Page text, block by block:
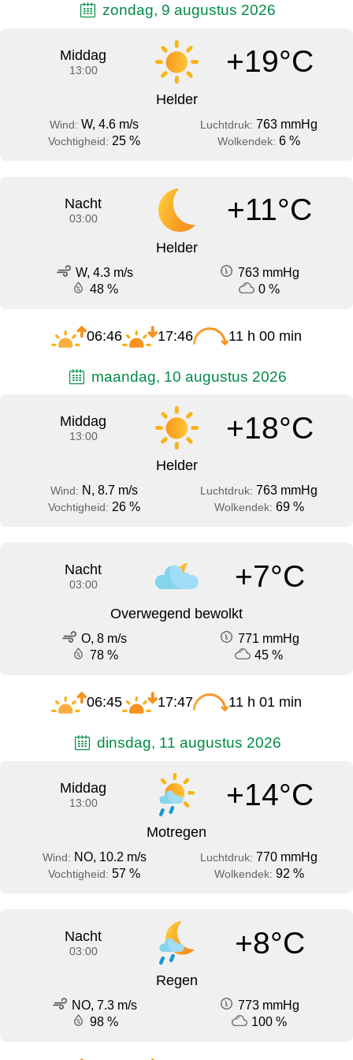
zondag, 9 augustus 2026
Middag
13:00 +19°C
Helder
Wind: W, 4.6 m/s Luchtdruk: 763 mmHg
Vochtigheid: 25 % Wolkendek: 6 %
Nacht
03:00 +11°C
Helder
W, 4.3 m/s
763 mmHg
48 %
0 %
06:46 17:46 11 h 00 min
maandag, 10 augustus 2026
Middag
13:00 +18°C
Helder
Wind: N, 8.7 m/s Luchtdruk: 763 mmHg
Vochtigheid: 26 % Wolkendek: 69 %
Nacht
03:00 +7°C
Overwegend bewolkt
O, 8 m/s
771 mmHg
78 %
45 %
06:45 17:47 11 h 01 min
dinsdag, 11 augustus 2026
Middag
13:00 +14°C
Motregen
Wind: NO, 10.2 m/s Luchtdruk: 770 mmHg
Vochtigheid: 57 % Wolkendek: 92 %
Nacht
03:00 +8°C
Regen
NO, 7.3 m/s
773 mmHg
98 %
100 %